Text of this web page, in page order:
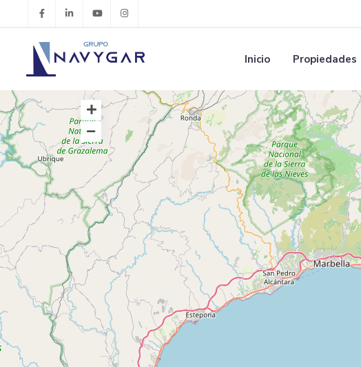
Inicio Propiedades